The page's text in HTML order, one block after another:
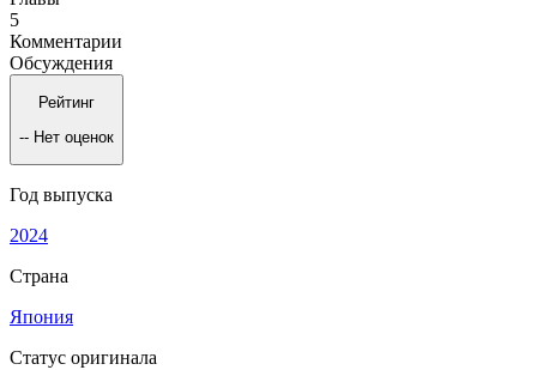
5
Комментарии
Обсуждения
Рейтинг
-- Нет оценок
Год выпуска
2024
Страна
Япония
Статус оригинала